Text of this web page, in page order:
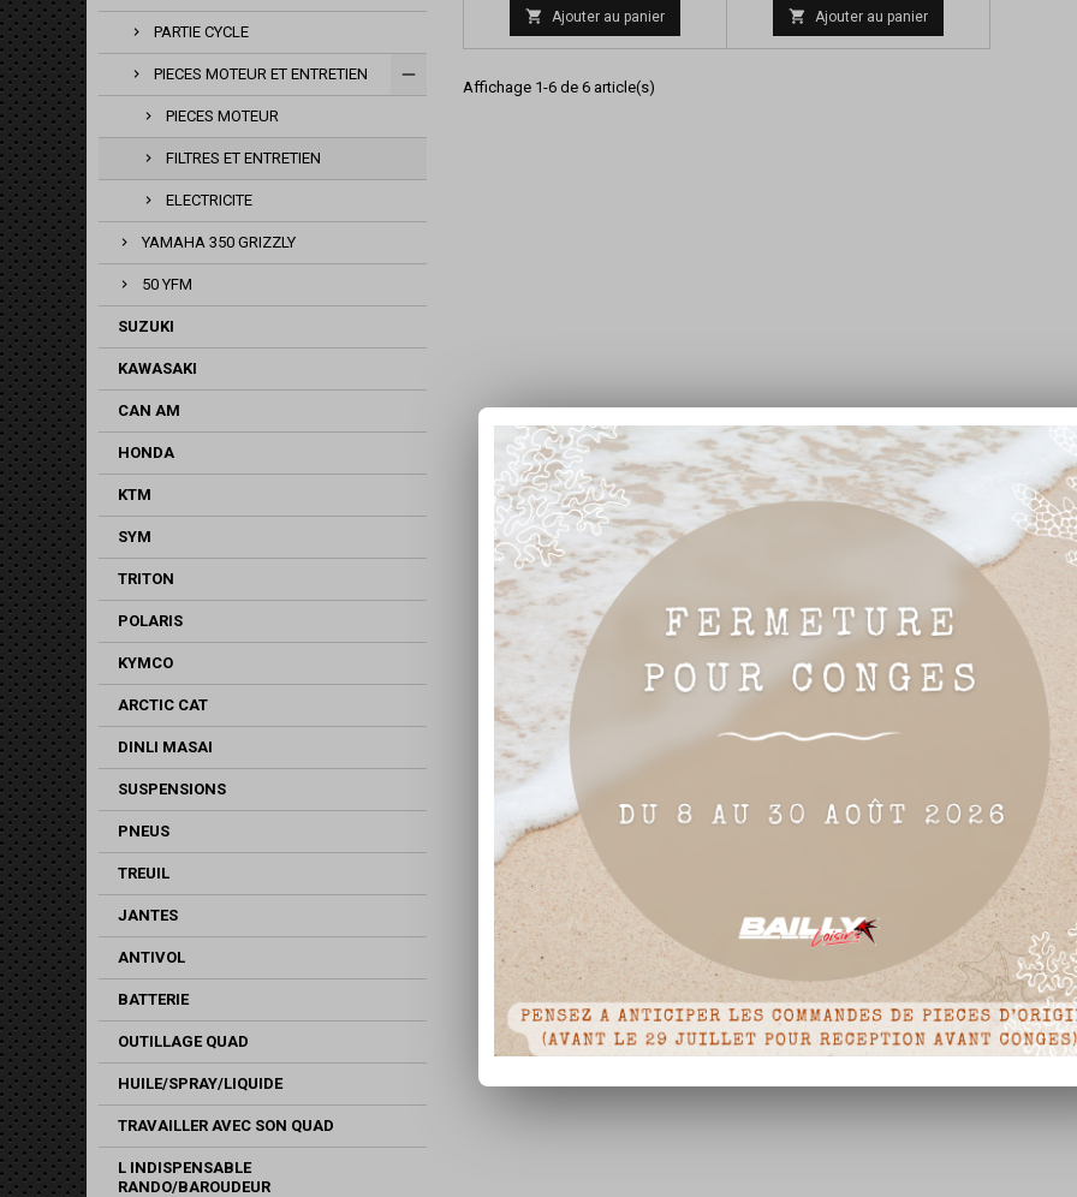
PARTIE CYCLE
PIECES MOTEUR ET ENTRETIEN
PIECES MOTEUR
FILTRES ET ENTRETIEN
ELECTRICITE
YAMAHA 350 GRIZZLY
50 YFM
SUZUKI
KAWASAKI
CAN AM
HONDA
KTM
SYM
TRITON
POLARIS
KYMCO
ARCTIC CAT
DINLI MASAI
SUSPENSIONS
PNEUS
TREUIL
JANTES
ANTIVOL
BATTERIE
OUTILLAGE QUAD
HUILE/SPRAY/LIQUIDE
TRAVAILLER AVEC SON QUAD
L INDISPENSABLE
RANDO/BAROUDEUR
 Ajouter au panier  Ajouter au panier
Affichage 1-6 de 6 article(s)